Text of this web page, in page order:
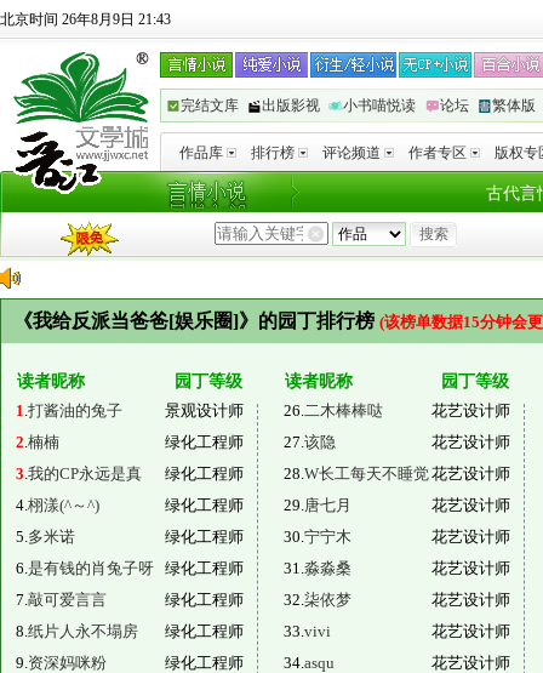
北京时间 26年8月9日 21:43
完结文库 出版影视 小书喵悦读 论坛 繁体版
作品库 排行榜 评论频道 作者专区 版权专
古代言
《我给反派当爸爸[娱乐圈]》的园丁排行榜 (该榜单数据15分钟会
读者昵称
园丁等级
1.打酱油的兔子
景观设计师
2.楠楠
绿化工程师
3.我的CP永远是真
绿化工程师
4.栩漾(^～^)
绿化工程师
5.多米诺
绿化工程师
6.是有钱的肖兔子呀 绿化工程师
7.敲可爱言言
绿化工程师
8.纸片人永不塌房
绿化工程师
9.资深妈咪粉
绿化工程师
读者昵称
园丁等级
26.二木棒棒哒
花艺设计师
27.该隐
花艺设计师
28.W长工每天不睡觉花艺设计师
29.唐七月
花艺设计师
30.宁宁木
花艺设计师
31.淼淼桑
花艺设计师
32.柒依梦
花艺设计师
33.vivi
花艺设计师
34.asqu
花艺设计师